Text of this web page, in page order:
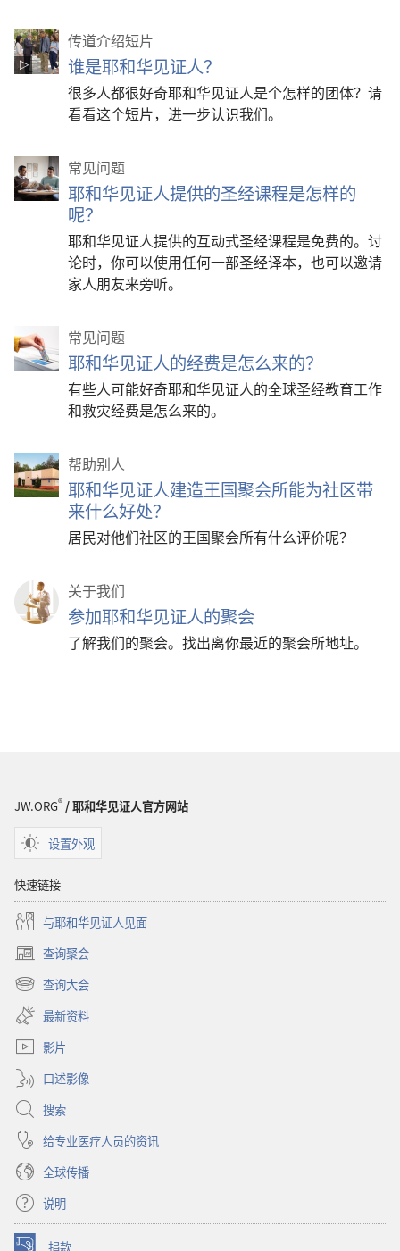
传道介绍短片
谁是耶和华见证人？
很多人都很好奇耶和华见证人是个怎样的团体？请
看看这个短片，进一步认识我们。
常见问题
耶和华见证人提供的圣经课程是怎样的
呢？
耶和华见证人提供的互动式圣经课程是免费的。讨
论时，你可以使用任何一部圣经译本，也可以邀请
家人朋友来旁听。
常见问题
耶和华见证人的经费是怎么来的？
有些人可能好奇耶和华见证人的全球圣经教育工作
和救灾经费是怎么来的。
帮助别人
耶和华见证人建造王国聚会所能为社区带
来什么好处？
居民对他们社区的王国聚会所有什么评价呢？
关于我们
参加耶和华见证人的聚会
了解我们的聚会。找出离你最近的聚会所地址。
JW.ORG®/ 耶和华见证人官方网站
设置外观
快速链接
与耶和华见证人见面
查询聚会
（打
开
新
窗
口）
查询大会
（打
开
新
窗
最新资料
影片
口述影像
搜索
给专业医疗人员的资讯
全球传播
说明
捐款